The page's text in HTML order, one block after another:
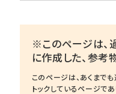
※このページは、
に作成した、参考
このページは、あくまで
トックしているページで